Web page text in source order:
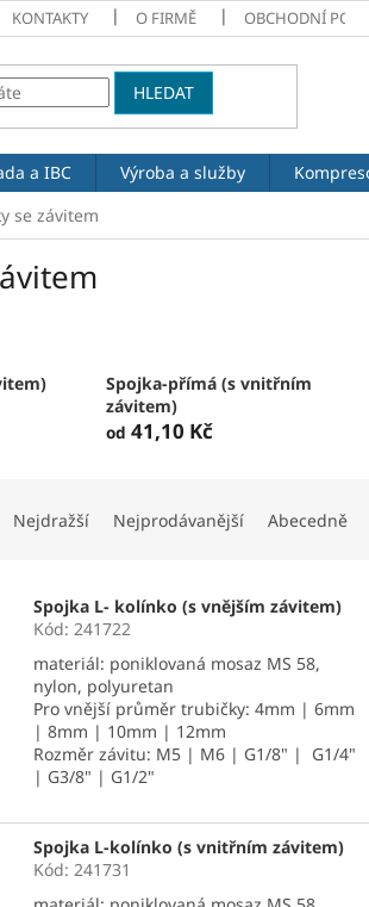
KONTAKTY O FIRMĚ OBCHODNÍ
HLEDAT
a IBC Výroba a služby
se závitem
Spojka-přímá (s vnitřním
závitem)
od 41,10 Kč
Nejdražší Nejprodávanější Abecedně
Spojka L- kolínko (s vnějším závitem)
Kód: 241722
materiál: poniklovaná mosaz MS 58,
nylon, polyuretan
Pro vnější průměr trubičky: 4mm | 6mm
| 8mm | 10mm | 12mm
Rozměr závitu: M5 | M6 | G1/8" | G1/4"
| G3/8" | G1/2"
Spojka L-kolínko (s vnitřním závitem)
Kód: 241731